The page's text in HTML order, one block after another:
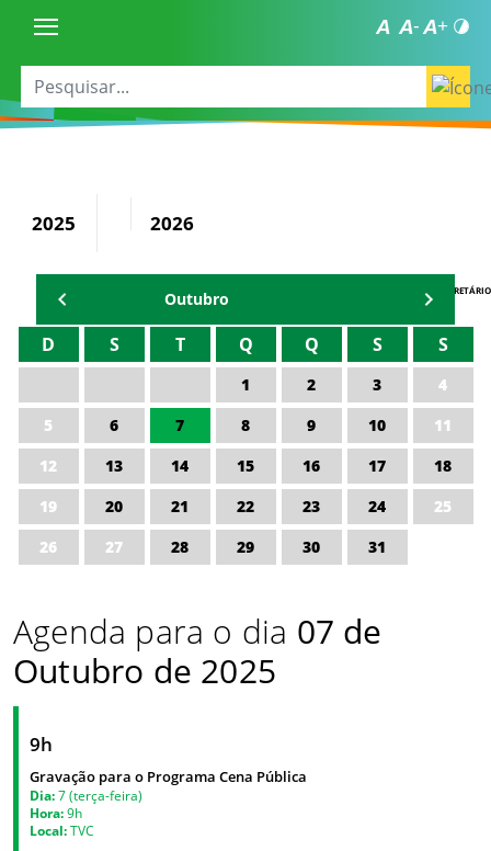
2025 2026
AGENDA DO SECRETÁRIO
Outubro
D S T Q Q S S
1 2 3
4
5
6 7 8 9 10
11
12
13 14 15 16 17
18
19
20 21 22 23 24
25
26
27 28 29 30 31
Agenda para o dia 07 de
Outubro de 2025
9h
Gravação para o Programa Cena Pública
Dia:7 (terça-feira)
Hora:9h
Local:TVC